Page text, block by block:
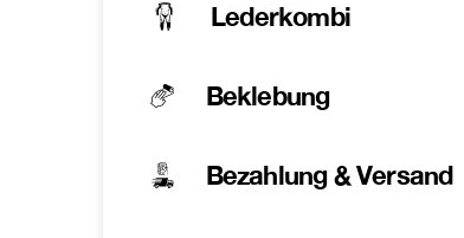
Lederkombi
Beklebung
Bezahlung & Versand